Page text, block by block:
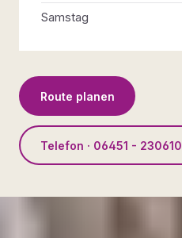
Samstag
Route planen
Telefon · 06451 - 230610